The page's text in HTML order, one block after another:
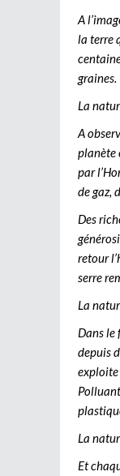
A
la terre
graines.
La
A
planète
par
de gaz,
Des
retour
serre
La
Dans le
depuis
exploite
La
Et